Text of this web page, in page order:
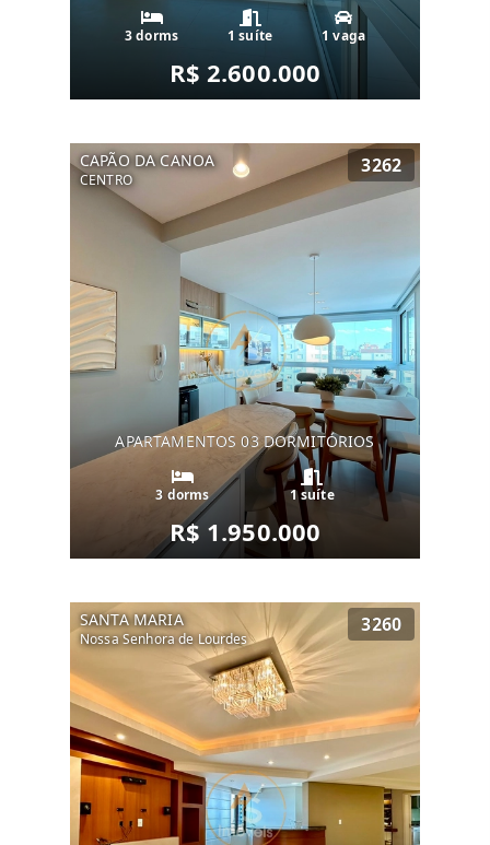
3 dorms 1 suíte 1 vaga
R$ 2.600.000
CAPÃO DA CANOA
CENTRO
3262
APARTAMENTOS 03 DORMITÓRIOS
3 dorms 1 suíte
R$ 1.950.000
SANTA MARIA
Nossa Senhora de Lourdes
3260